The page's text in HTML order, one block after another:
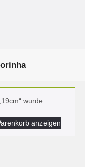
wurde
anzeigen